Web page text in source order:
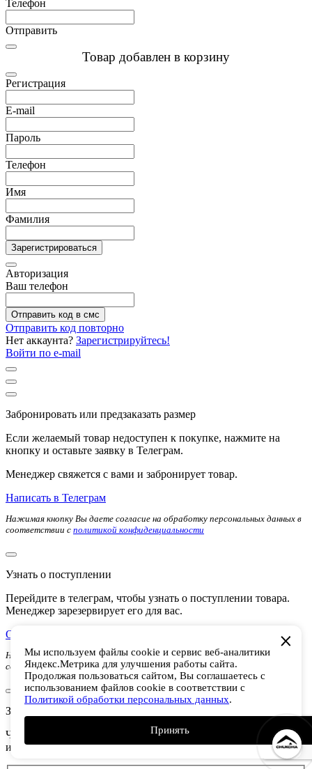
Телефон
Отправить
Товар добавлен в корзину
Регистрация
E-mail
Пароль
Телефон
Имя
Фамилия
Зарегистрироваться
Авторизация
Ваш телефон
Отправить код в смс
Отправить код повторно
Нет аккаунта? Зарегистрируйтесь!
Войти по e-mail
Забронировать или предзаказать размер
Если желаемый товар недоступен к покупке, нажмите на
кнопку и оставьте заявку в Телеграм.
Менеджер свяжется с вами и забронирует товар.
Написать в Телеграм
Нажимая кнопку Вы даете согласие на обработку персональных данных в
соответствии с политикой конфиденциальности
Узнать о поступлении
Перейдите в телеграм, чтобы узнать о поступлении товара.
Менеджер зарезервирует его для вас.
Оставить заявку в Телеграм
Нажимая кнопку Вы даете согласие на обработку персональных данных в
соответствии сполитикой конфиденциальности
Заполните форму
Чтобы получить 50% выгоды для тренеров, гидов,
инструкторов и профессиональных спортменов
Мы используем файлы cookie и сервис веб-аналитики
Яндекс.Метрика для улучшения работы сайта.
Продолжая пользоваться сайтом, Вы соглашаетесь с
использованием файлов cookie в соответствии с
Политикой обработки персональных данных.
Принять